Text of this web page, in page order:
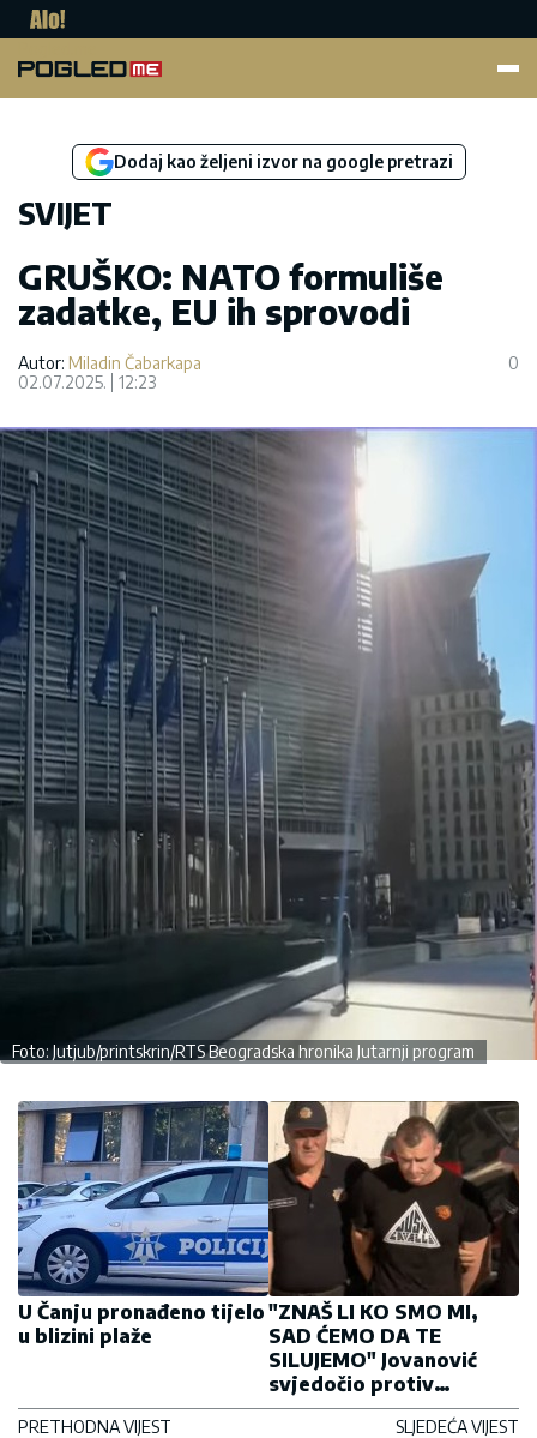
Dodaj kao željeni izvor na google pretrazi
SVIJET
GRUŠKO: NATO formuliše
zadatke, EU ih sprovodi
Autor: Miladin Čabarkapa
02.07.2025.
12:23
0
Foto: Jutjub/printskrin/RTS Beogradska hronika Jutarnji program
U Čanju pronađeno tijelo
u blizini plaže
PRETHODNA VIJEST
"ZNAŠ LI KO SMO MI,
SAD ĆEMO DA TE
SILUJEMO" Jovanović
svjedočio protiv
„prljavog policajca“
SLJEDEĆA VIJEST